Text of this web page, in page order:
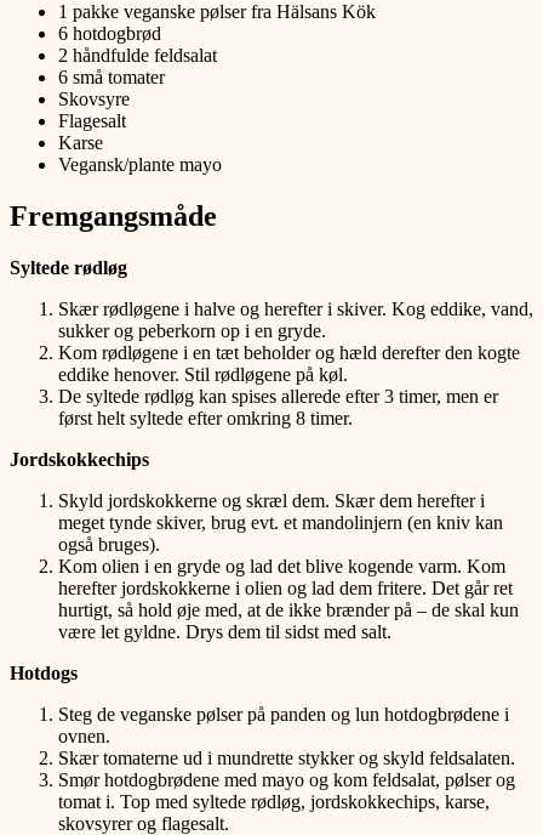
1 pakke veganske pølser fra Hälsans Kök
6 hotdogbrød
2 håndfulde feldsalat
6 små tomater
Skovsyre
Flagesalt
Karse
Vegansk/plante mayo
Fremgangsmåde
Syltede rødløg
Skær rødløgene i halve og herefter i skiver. Kog eddike, vand,
sukker og peberkorn op i en gryde.
Kom rødløgene i en tæt beholder og hæld derefter den kogte
eddike henover. Stil rødløgene på køl.
De syltede rødløg kan spises allerede efter 3 timer, men er
først helt syltede efter omkring 8 timer.
Jordskokkechips
Skyld jordskokkerne og skræl dem. Skær dem herefter i
meget tynde skiver, brug evt. et mandolinjern (en kniv kan
også bruges).
Kom olien i en gryde og lad det blive kogende varm. Kom
herefter jordskokkerne i olien og lad dem fritere. Det går ret
hurtigt, så hold øje med, at de ikke brænder på – de skal kun
være let gyldne. Drys dem til sidst med salt.
Hotdogs
Steg de veganske pølser på panden og lun hotdogbrødene i
ovnen.
Skær tomaterne ud i mundrette stykker og skyld feldsalaten.
Smør hotdogbrødene med mayo og kom feldsalat, pølser og
tomat i. Top med syltede rødløg, jordskokkechips, karse,
skovsyrer og flagesalt.